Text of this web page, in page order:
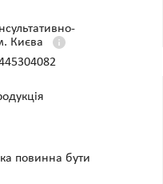
Києва
повинна бути